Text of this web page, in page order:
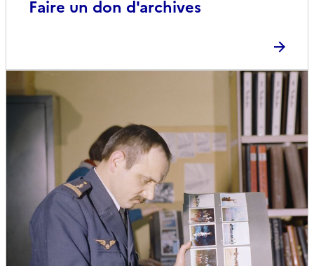
Faire un don d'archives